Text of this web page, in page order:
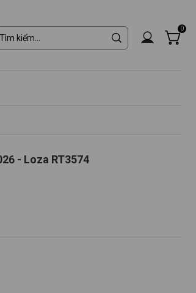
0
- Loza RT3574